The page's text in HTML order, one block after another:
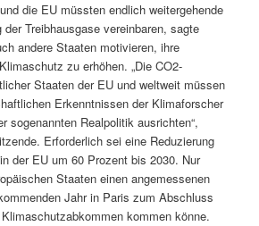
die EU müssten endlich weitergehende
Treibhausgase vereinbaren, sagte
andere Staaten motivieren, ihre
zu erhöhen. „Die CO2-
Staaten der EU und weltweit müssen
Erkenntnissen der Klimaforscher
sogenannten Realpolitik ausrichten“,
Erforderlich sei eine Reduzierung
der EU um 60 Prozent bis 2030. Nur
Staaten einen angemessenen
Jahr in Paris zum Abschluss
kommen könne.